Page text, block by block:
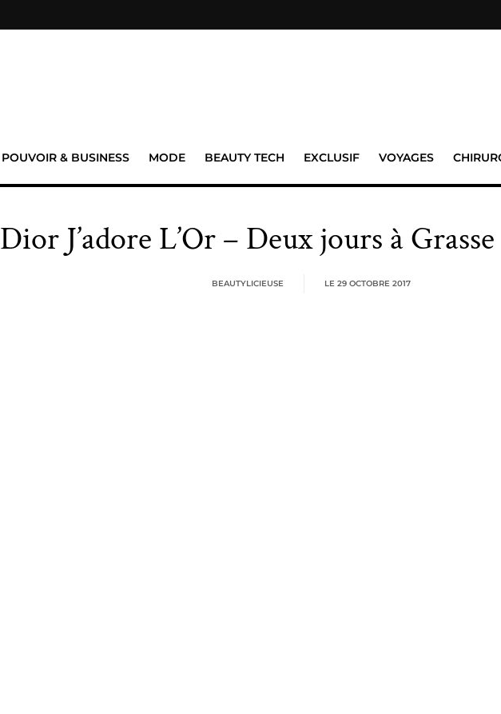
POUVOIR & BUSINESS MODE BEAUTY TECH EXCLUSIF VOYAGES
Dior J’adore L’Or – Deux jours à
BEAUTYLICIEUSE LE 29 OCTOBRE 2017